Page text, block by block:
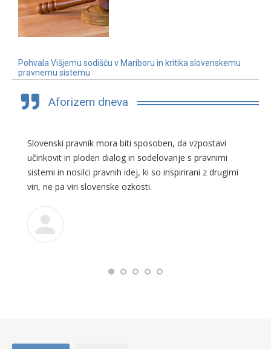
Pohvala Višjemu sodišču v Mariboru in kritika slovenskemu
pravnemu sistemu
3. 7. 2019
Aforizem dneva
Slovenski pravnik mora biti sposoben, da vzpostavi
učinkovit in ploden dialog in sodelovanje s pravnimi
sistemi in nosilci pravnih idej, ki so inspirirani z drugimi
viri, ne pa viri slovenske ozkosti.